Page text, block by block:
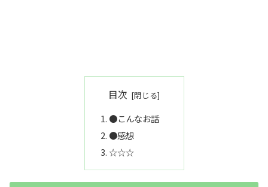
目次
●こんなお話
●感想
☆☆☆